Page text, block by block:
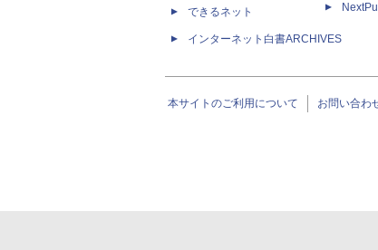
できるネット
インターネット白書ARCHIVES
本サイトのご利用について お問い合わ